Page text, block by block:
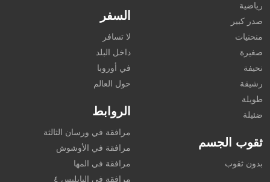
رياضية
صدر كبير
منحنيات
صغيرة
نحيفة
رشيقة
طويلة
ضئيلة
ثقوب الجسم
بدون ثقوب
السفر
لا تسافر
داخل البلد
في أوروبا
حول العالم
الروابط
مرافقة في ورسان الثالثة
مرافقة في الأوشوش
مرافقة في المها
مرافقة في اليايليس ٤